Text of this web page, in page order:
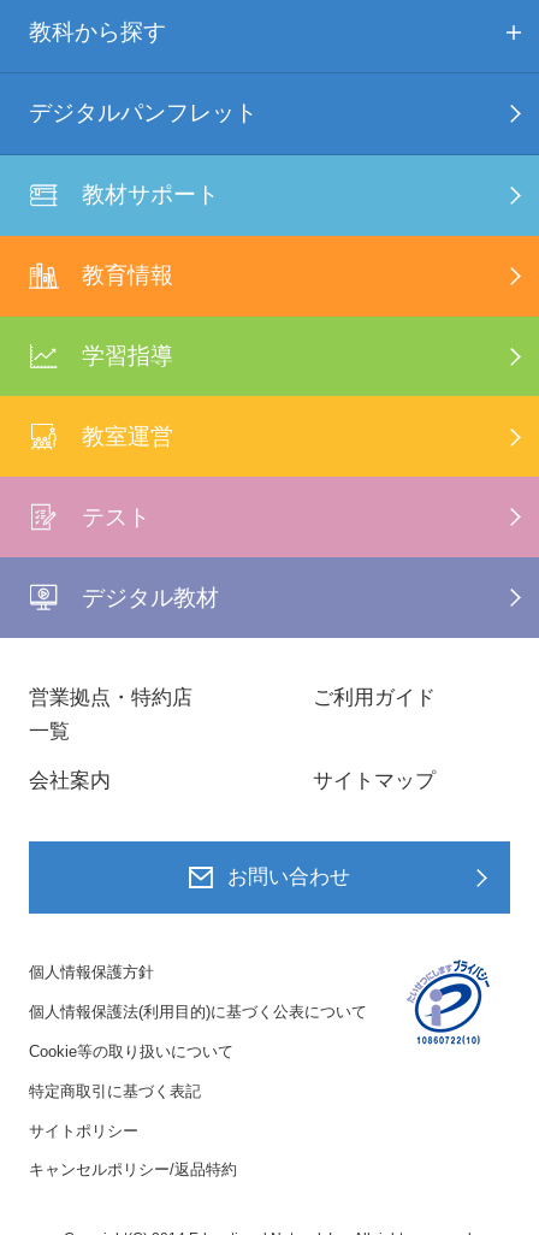
教科から探す
デジタルパンフレット
教材サポート
教育情報
学習指導
教室運営
テスト
デジタル教材
営業拠点・特約店
一覧
ご利用ガイド
会社案内 サイトマップ
お問い合わせ
個人情報保護方針
個人情報保護法(利用目的)に基づく公表について
Cookie等の取り扱いについて
特定商取引に基づく表記
サイトポリシー
キャンセルポリシー/返品特約